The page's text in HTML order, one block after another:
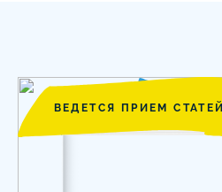
ВЕДЕТСЯ ПРИЕМ СТАТЕЙ